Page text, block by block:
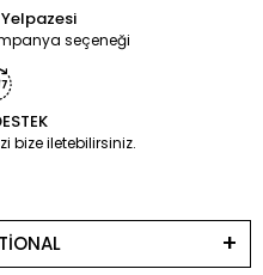
seçeneği
bize iletebilirsiniz.